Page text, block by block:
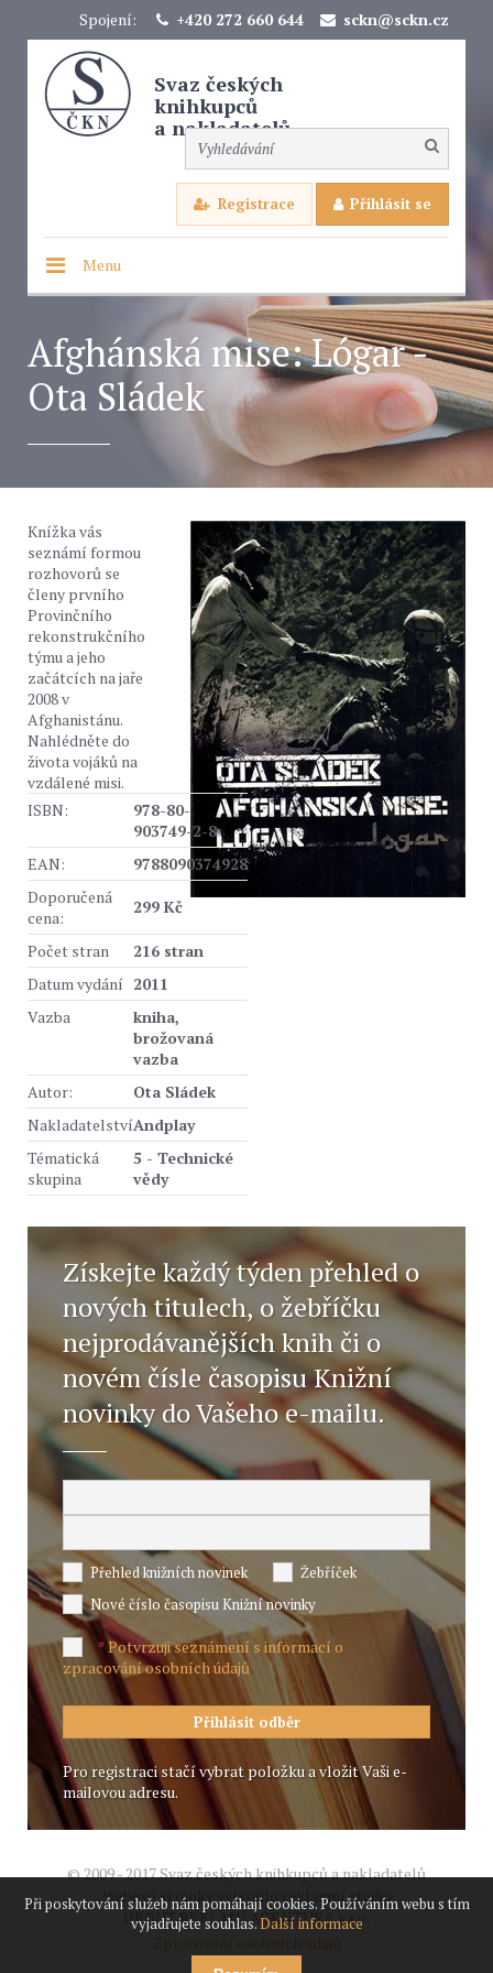
Spojení: +420 272 660 644 sckn@sckn.cz
Svaz českých
knihkupců
a nakladatelů
Registrace Přihlásit se
Menu
Afghánská mise: Lógar -
Ota Sládek
Knížka vás
seznámí formou
rozhovorů se
členy prvního
Provinčního
rekonstrukčního
týmu a jeho
začátcích na jaře
2008 v
Afghanistánu.
Nahlédněte do
života vojáků na
vzdálené misi.
ISBN:
978-80-
903749-2-8
EAN:
9788090374928
Doporučená
cena:
299 Kč
Počet stran
216 stran
Datum vydání 2011
Vazba
kniha,
brožovaná
vazba
Autor:
Ota Sládek
NakladatelstvíAndplay
Tématická
skupina
5 - Technické
vědy
Získejte každý týden přehled o
nových titulech, o žebříčku
nejprodávanějších knih či o
novém čísle časopisu Knižní
novinky do Vašeho e-mailu.
Přehled knižních novinek
Žebříček
Nové číslo časopisu Knižní novinky
*Potvrzuji seznámení s informací o
zpracování osobních údajů
Pro registraci stačí vybrat položku a vložit Vaši e-
mailovou adresu.
© 2009 - 2017 Svaz českých knihkupců a nakladatelů
Webové stránky vytvořilo reklamní studio
JIROUT REKLANÍ AGENTURA s.r.o.
Zpracování osobních údajů
Při poskytování služeb nám pomáhají cookies. Používáním webu s tím
vyjadřujete souhlas.Další informace